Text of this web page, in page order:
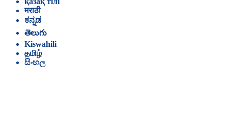
मराठी
ಕನ್ನಡ
తెలుగు
Kiswahili
தமிழ்
සිංහල